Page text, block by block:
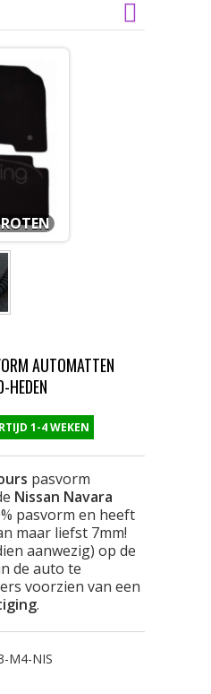
AUTOMATTEN
HEDEN
1-4 WEKEN
pasvorm
Nissan Navara
pasvorm en heeft
maar liefst 7mm!
aanwezig) op de
de auto te
voorzien van een
.
M4-NIS